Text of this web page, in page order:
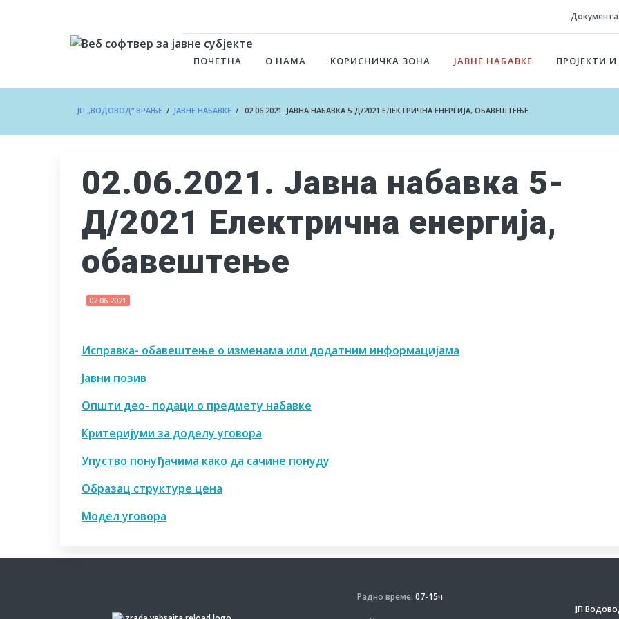
Документа
ПОЧЕТНА О НАМА КОРИСНИЧКА ЗОНА ЈАВНЕ НАБАВКЕ ПРОЈЕКТИ
ЈП „ВОДОВОД“ ВРАЊЕ / ЈАВНЕ НАБАВКЕ / 02.06.2021. ЈАВНА НАБАВКА 5-Д/2021 ЕЛЕКТРИЧНА ЕНЕРГИЈА, ОБАВЕШТЕЊЕ
02.06.2021. Јавна набавка 5-
Д/2021 Електрична енергија,
обавештење
02.06.2021
Исправка- обавештење о изменама или додатним информацијама
Јавни позив
Општи део- подаци о предмету набавке
Критеријуми за доделу уговора
Упуство понуђачима како да сачине понуду
Образац структуре цена
Модел уговора
Радно време: 07-15ч
ЈП